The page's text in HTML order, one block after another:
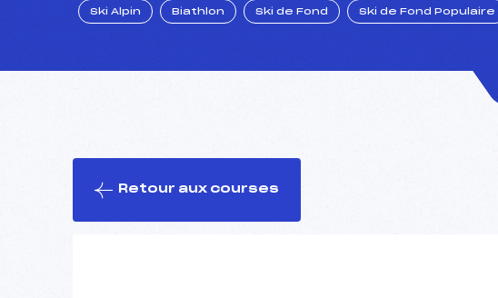
Ski Alpin Biathlon Ski de Fond Ski de Fond Populaire
Retour aux courses